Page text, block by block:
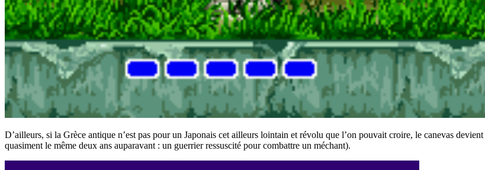
D’ailleurs, si la Grèce antique n’est pas pour un Japonais cet ailleurs lointain et révolu que l’on pouvait croire, le canevas
quasiment le même deux ans auparavant : un guerrier ressuscité pour combattre un méchant).